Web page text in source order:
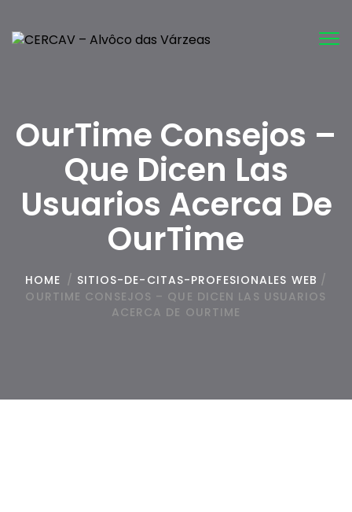
OurTime Consejos –
Que Dicen Las
Usuarios Acerca De
OurTime
HOME / SITIOS-DE-CITAS-PROFESIONALES WEB /
OURTIME CONSEJOS – QUE DICEN LAS USUARIOS
ACERCA DE OURTIME